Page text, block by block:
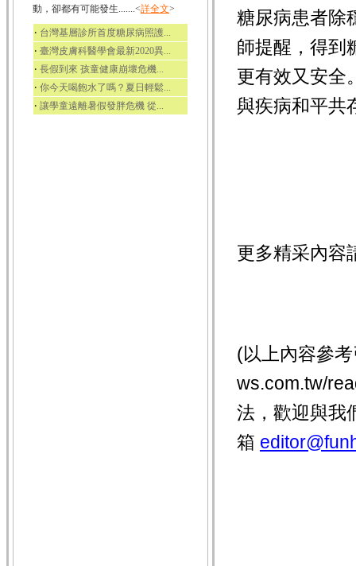
動，卻都有可能發生.......<詳全文>
‧ 台灣基層診所首度糖尿病照護...
‧ 臺灣皮膚科醫學會最新2020異...
‧ 長假到來 孩童健康崩壞危機...
‧ 你今天喝飽水了嗎？夏日輕鬆...
‧ 讓學童遠離暑假發胖危機 從...
糖尿病患者除
師提醒，得到
更有效又安全
與疾病和平共
更多精采內容
(以上內容參
ws.com.tw/
法，歡迎與我
箱